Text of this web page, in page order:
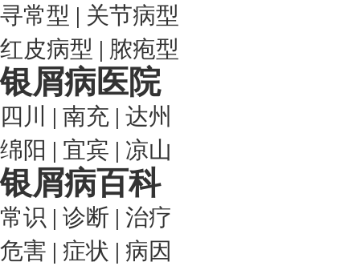
寻常型 | 关节病型
红皮病型 | 脓疱型
银屑病医院
四川 | 南充 | 达州
绵阳 | 宜宾 | 凉山
银屑病百科
常识 | 诊断 | 治疗
危害 | 症状 | 病因